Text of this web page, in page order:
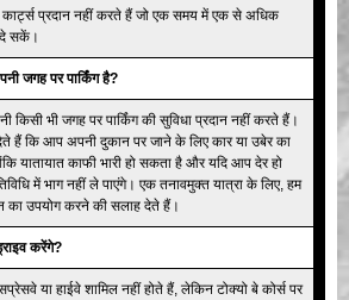
कार्ट्स प्रदान नहीं करते हैं जो एक समय में एक से अधिक
दे सकें।
जगह पर पार्किंग है?
किसी भी जगह पर पार्किंग की सुविधा प्रदान नहीं करते हैं।
हैं कि आप अपनी दुकान पर जाने के लिए कार या उबेर का
यातायात काफी भारी हो सकता है और यदि आप देर हो
में भाग नहीं ले पाएंगे। एक तनावमुक्त यात्रा के लिए, हम
का उपयोग करने की सलाह देते हैं।
करेंगे?
या हाईवे शामिल नहीं होते हैं, लेकिन टोक्यो बे कोर्स पर